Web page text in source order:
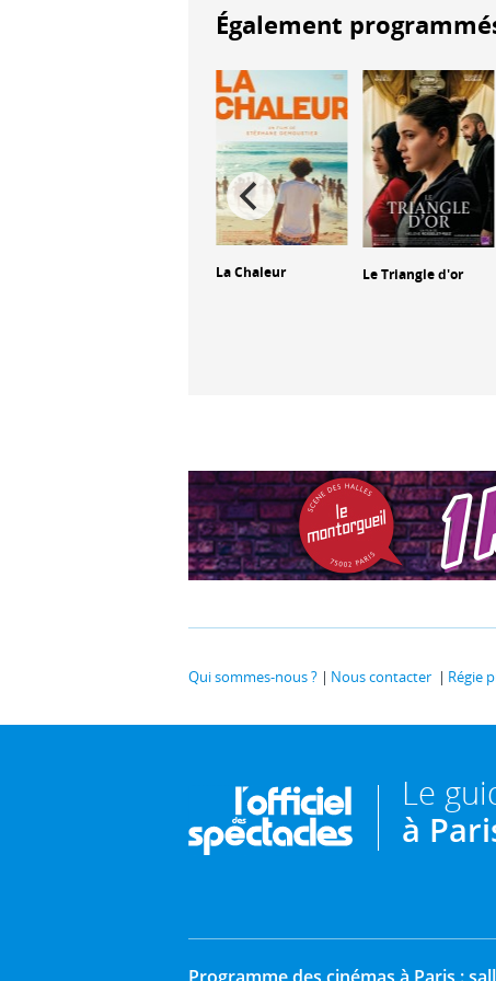
Également
La Chaleur Le Triangle d'or
Qui sommes-nous ? Nous contacter Régie
Le
à
Programme des cinémas à Paris :